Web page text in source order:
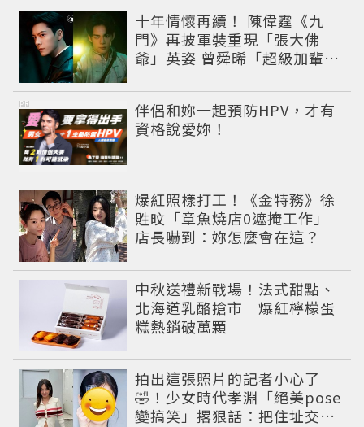
十年情懷再續！ 陳偉霆《九
門》再披軍裝重現「張大佛
爺」英姿 曾舜晞「超級加輩」
伴侶和妳一起預防HPV，才有
資格說愛妳！
PR
爆紅照樣打工！《金特務》徐
貹旼「章魚燒店0遮掩工作」
店長嚇到：妳怎麼會在這？
中秋送禮新戰場！法式甜點、
北海道乳酪搶市 爆紅檸檬蛋
糕熱銷破萬顆
拍出這張照片的記者小心了
🤣！少女時代孝淵「絕美pose
變搞笑」撂狠話：把住址交出